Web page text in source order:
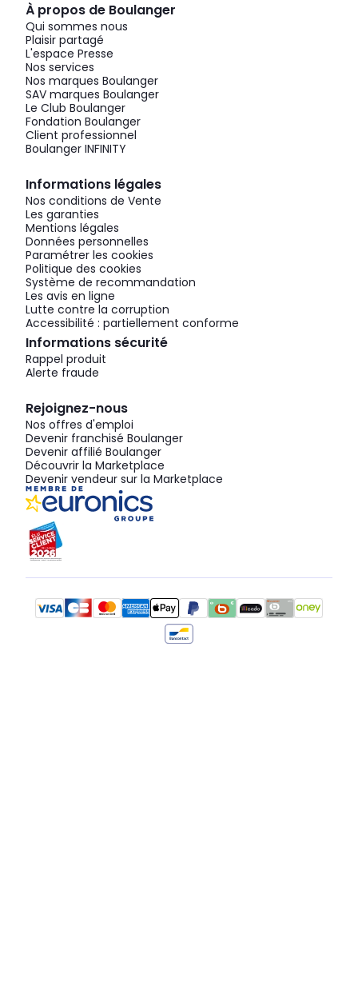
À propos de Boulanger
Qui sommes nous
Plaisir partagé
L'espace Presse
Nos services
Nos marques Boulanger
SAV marques Boulanger
Le Club Boulanger
Fondation Boulanger
Client professionnel
Boulanger INFINITY
Informations légales
Nos conditions de Vente
Les garanties
Mentions légales
Données personnelles
Paramétrer les cookies
Politique des cookies
Système de recommandation
Les avis en ligne
Lutte contre la corruption
Accessibilité : partiellement conforme
Informations sécurité
Rappel produit
Alerte fraude
Rejoignez-nous
Nos offres d'emploi
Devenir franchisé Boulanger
Devenir affilié Boulanger
Découvrir la Marketplace
Devenir vendeur sur la Marketplace